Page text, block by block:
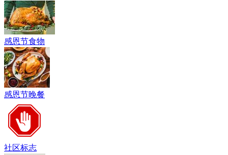
感恩节食物
感恩节晚餐
社区标志